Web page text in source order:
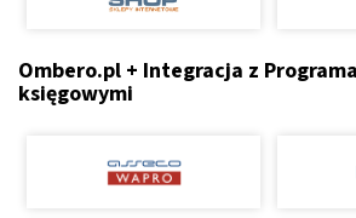
Ombero.pl + Integracja z
księgowymi